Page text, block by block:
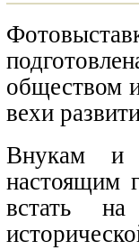
обществом
вехи
Внукам и
настоящим
встать